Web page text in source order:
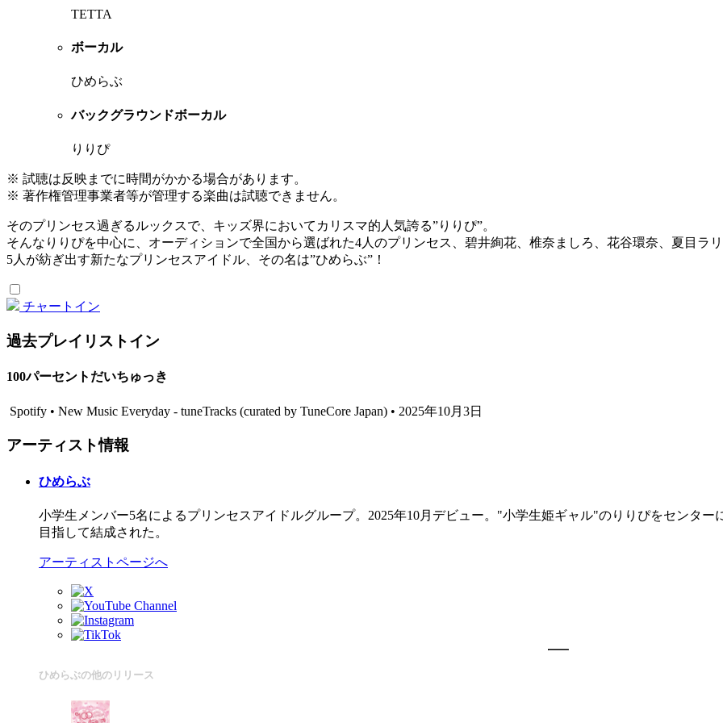
TETTA
ボーカル
ひめらぶ
バックグラウンドボーカル
りりぴ
※ 試聴は反映までに時間がかかる場合があります。
※ 著作権管理事業者等が管理する楽曲は試聴できません。
そのプリンセス過ぎるルックスで、キッズ界においてカリスマ的人気誇る”りりぴ”。
そんなりりぴを中心に、オーディションで全国から選ばれた4人のプリンセス、碧井絢花、椎奈ましろ、花谷環奈、夏目ラ
5人が紡ぎ出す新たなプリンセスアイドル、その名は”ひめらぶ”！
チャートイン
過去プレイリストイン
100パーセントだいちゅっき
Spotify • New Music Everyday - tuneTracks (curated by TuneCore Japan) • 2025年10月3日
アーティスト情報
ひめらぶ
小学生メンバー5名によるプリンセスアイドルグループ。2025年10月デビュー。"小学生姫ギャル"のりりぴをセンタ
目指して結成された。
アーティストページへ
ひめらぶの他のリリース